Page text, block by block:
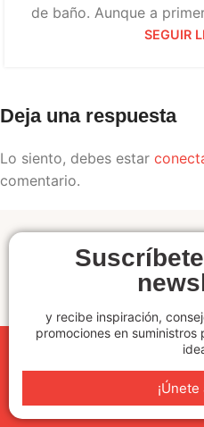
de baño. Aunque a
SEGUIR
Deja una respuesta
Lo siento, debes estar
comentario.
y recibe inspiración,
promociones en